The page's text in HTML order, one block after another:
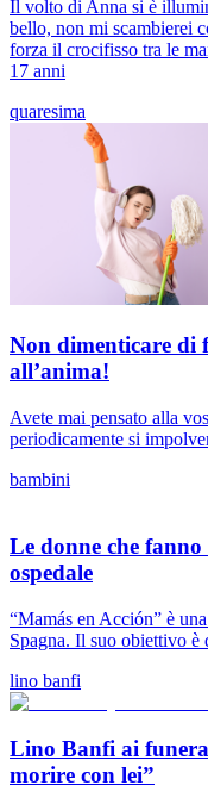
Il volto di Anna si è
bello, non mi scambierei
forza il crocifisso tra le
17 anni
quaresima
Non dimenticare di
all’anima!
Avete mai pensato alla
periodicamente si
bambini
Le donne che
ospedale
“Mamás en Acción” è
Spagna. Il suo obiettivo è
lino banfi
Lino Banfi ai
morire con lei”